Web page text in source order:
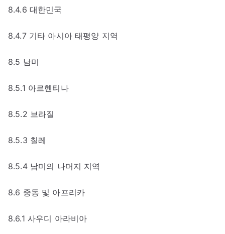
8.4.6 대한민국
8.4.7 기타 아시아 태평양 지역
8.5 남미
8.5.1 아르헨티나
8.5.2 브라질
8.5.3 칠레
8.5.4 남미의 나머지 지역
8.6 중동 및 아프리카
8.6.1 사우디 아라비아